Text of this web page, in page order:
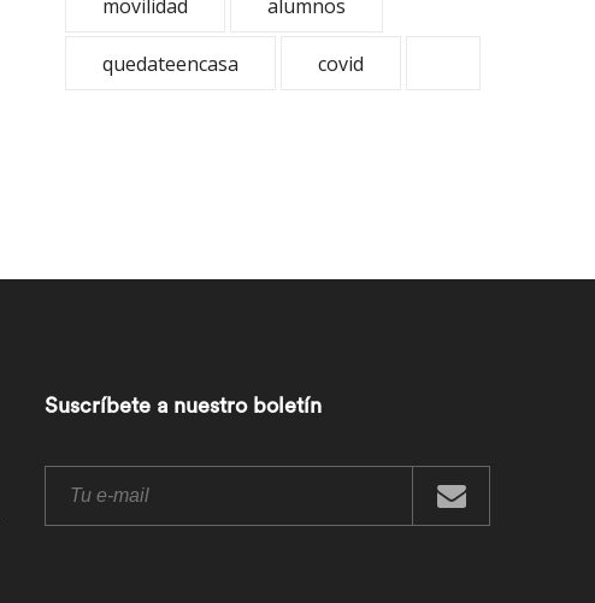
movilidad alumnos
quedateencasa covid
Suscríbete a nuestro boletín